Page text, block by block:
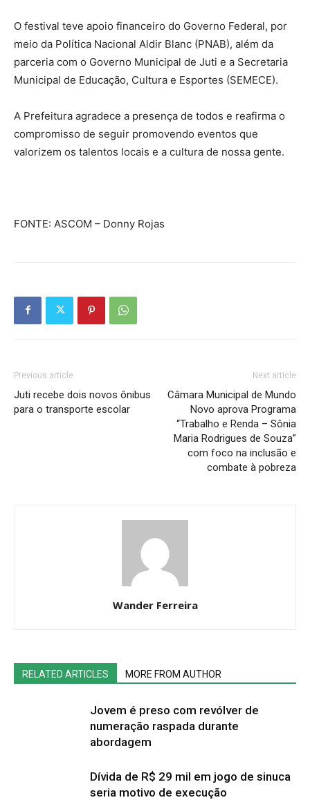
O festival teve apoio financeiro do Governo Federal, por
meio da Política Nacional Aldir Blanc (PNAB), além da
parceria com o Governo Municipal de Juti e a Secretaria
Municipal de Educação, Cultura e Esportes (SEMECE).
A Prefeitura agradece a presença de todos e reafirma o
compromisso de seguir promovendo eventos que
valorizem os talentos locais e a cultura de nossa gente.
FONTE: ASCOM – Donny Rojas
Previous article
Juti recebe dois novos ônibus
para o transporte escolar
Next article
Câmara Municipal de Mundo
Novo aprova Programa
“Trabalho e Renda – Sônia
Maria Rodrigues de Souza”
com foco na inclusão e
combate à pobreza
Wander Ferreira
RELATED ARTICLES MORE FROM AUTHOR
Jovem é preso com revólver de
numeração raspada durante
abordagem
Dívida de R$ 29 mil em jogo de sinuca
seria motivo de execução